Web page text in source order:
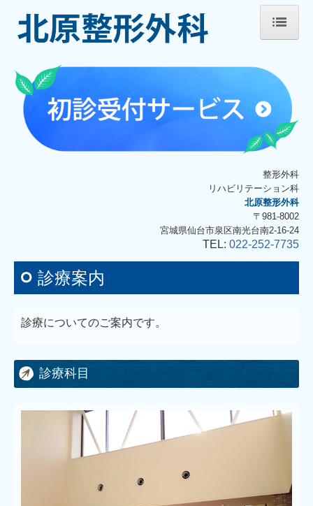
診療案内
整形外科
リハビリテーション科
北原整形外科
〒981-8002
宮城県仙台市泉区南光台南2-16-24
TEL: 022-252-7735
診療案内
診療についてのご案内です。
診療科目